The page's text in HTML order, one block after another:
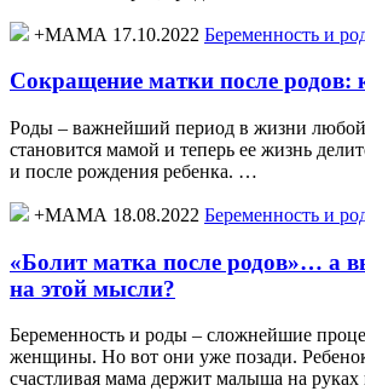
+МАМА 17.10.2022 Беременность и
Сокращение матки после родов:
Роды – важнейший период в жизни
становится мамой и теперь ее жизнь
и после рождения ребенка. …
+МАМА 18.08.2022 Беременность и
«Болит матка после родов»… а
на этой мысли?
Беременность и роды – сложнейшие
женщины. Но вот они уже позади.
счастливая мама держит малыша на